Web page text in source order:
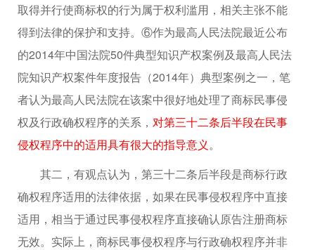
取得并行使商标权的行为属于权利滥用，相关主张不能
得到法律的保护和支持。⑥作为最高人民法院最近公布
的2014年中国法院50件典型知识产权案例及最高人民法
院知识产权案件年度报告（2014年）典型案例之一，笔
者认为最高人民法院在该案中很好地处理了商标民事侵
权及行政确权程序的关系， 对第三十二条后半段在民事
侵权程序中的适用具有很大的指导意义 。
其二，有观点认为，第三十二条后半段是商标行政
确权程序适用的法律依据，如果在民事侵权程序中直接
适用，相当于通过民事侵权程序直接确认原告注册商标
无效。实际上，商标民事侵权程序与行政确权程序并非